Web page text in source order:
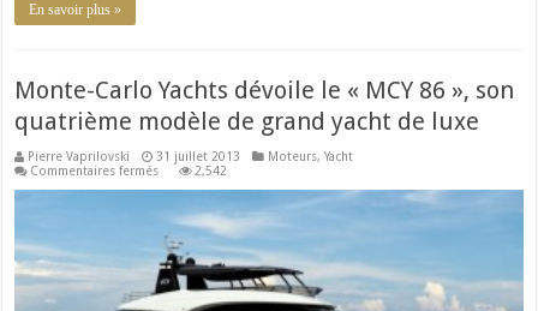
En savoir plus »
Monte-Carlo Yachts dévoile le « MCY 86 », son
quatrième modèle de grand yacht de luxe
Pierre Vaprilovski 31 juillet 2013 Moteurs,Yacht
Commentaires ferméssur
Yachts
dévoile
le
MCY
86
»,
2,542